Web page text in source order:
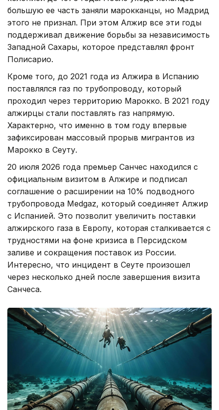
большую ее часть заняли марокканцы, но Мадрид
этого не признал. При этом Алжир все эти годы
поддерживал движение борьбы за независимость
Западной Сахары, которое представлял фронт
Полисарио.
Кроме того, до 2021 года из Алжира в Испанию
поставлялся газ по трубопроводу, который
проходил через территорию Марокко. В 2021 году
алжирцы стали поставлять газ напрямую.
Характерно, что именно в том году впервые
зафиксирован массовый прорыв мигрантов из
Марокко в Сеуту.
20 июля 2026 года премьер Санчес находился с
официальным визитом в Алжире и подписал
соглашение о расширении на 10% подводного
трубопровода Medgaz, который соединяет Алжир
с Испанией. Это позволит увеличить поставки
алжирского газа в Европу, которая сталкивается с
трудностями на фоне кризиса в Персидском
заливе и сокращения поставок из России.
Интересно, что инцидент в Сеуте произошел
через несколько дней после завершения визита
Санчеса.